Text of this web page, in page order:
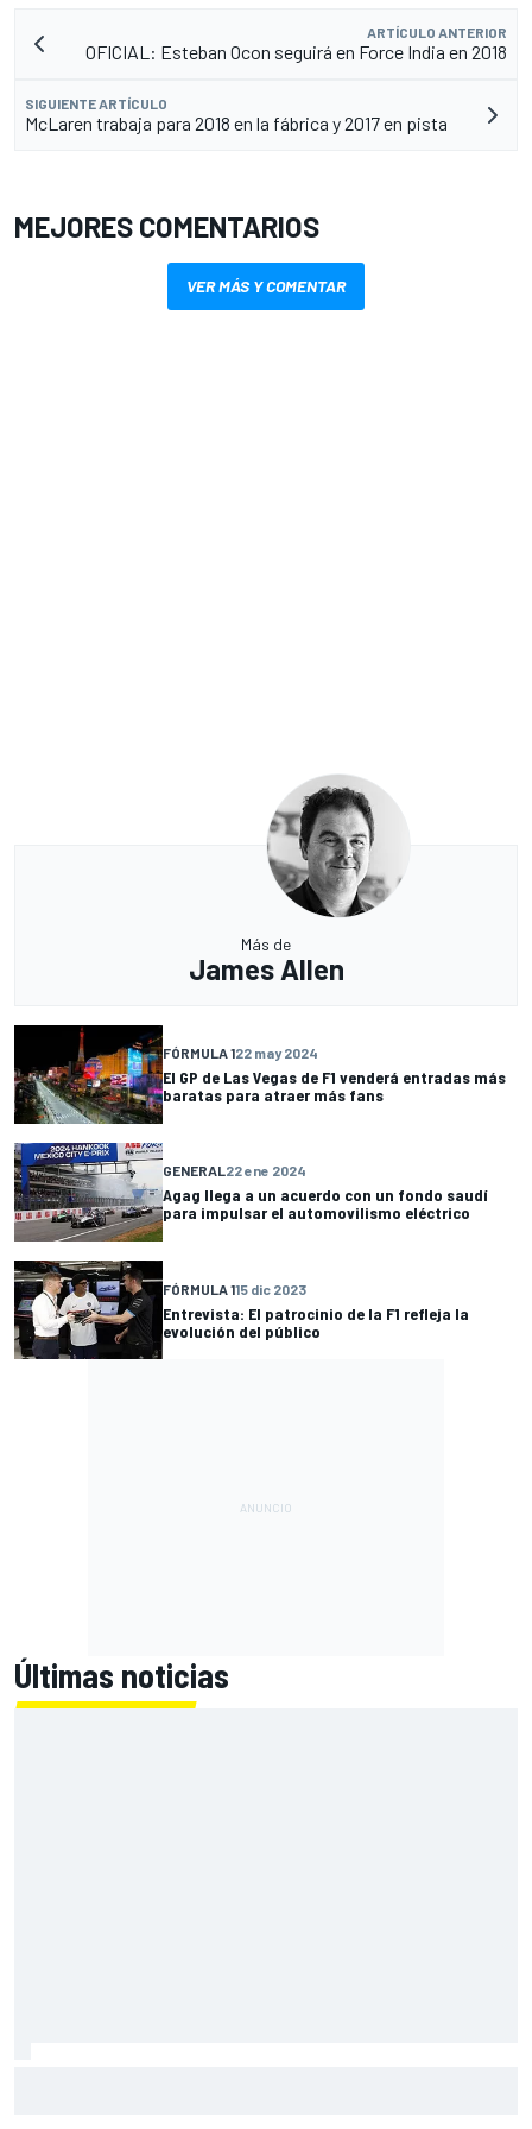
ARTÍCULO ANTERIOR
OFICIAL: Esteban Ocon seguirá en Force India en 2018
SIGUIENTE ARTÍCULO
McLaren trabaja para 2018 en la fábrica y 2017 en pista
MEJORES COMENTARIOS
VER MÁS Y COMENTAR
Más de
James Allen
FÓRMULA 122 may 2024
El GP de Las Vegas de F1 venderá entradas más
baratas para atraer más fans
GENERAL22 ene 2024
Agag llega a un acuerdo con un fondo saudí
para impulsar el automovilismo eléctrico
FÓRMULA 115 dic 2023
Entrevista: El patrocinio de la F1 refleja la
evolución del público
Últimas noticias